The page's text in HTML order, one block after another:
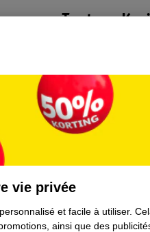
Tout sur
Formule
Coordonnées de
Plus durable
vie privée
et facile à utiliser.
ainsi que des